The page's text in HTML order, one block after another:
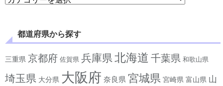
都道府県から探す
三重県 京都府 佐賀県 兵庫県 北海道 千葉県 和歌山県
埼玉県 大分県 大阪府 奈良県 宮城県 宮崎県 富山県 山